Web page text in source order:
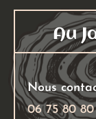
Au
Nous
06 75 80